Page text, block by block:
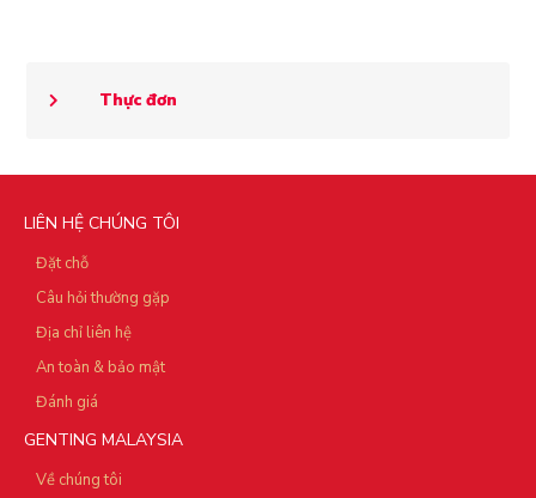
Thực đơn
LIÊN HỆ CHÚNG TÔI
Đặt chỗ
Câu hỏi thường gặp
Địa chỉ liên hệ
An toàn & bảo mật
Đánh giá
GENTING MALAYSIA
Về chúng tôi